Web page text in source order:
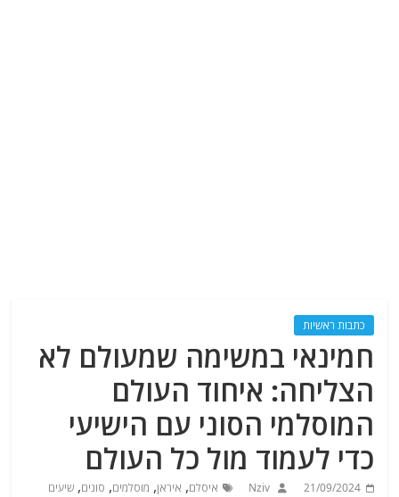
כתבות ראשיות
חמינאי במשימה שמעולם לא
הצליחה: איחוד העולם
המוסלמי הסוני עם הישיעי
כדי לעמוד מול כל העולם
21/09/2024
Nziv איסלם, איראן, מוסלמים, סונים,שיעים